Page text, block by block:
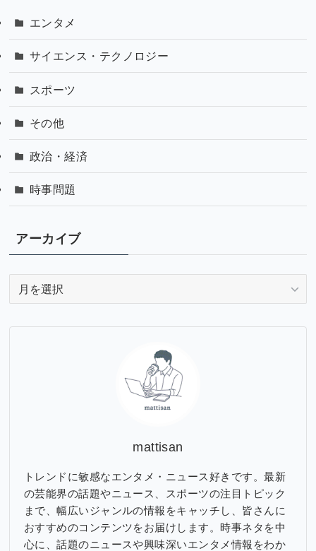
エンタメ
サイエンス・テクノロジー
スポーツ
その他
政治・経済
時事問題
アーカイブ
mattisan
トレンドに敏感なエンタメ・ニュース好きです。最新
の芸能界の話題やニュース、スポーツの注目トピック
まで、幅広いジャンルの情報をキャッチし、皆さんに
おすすめのコンテンツをお届けします。時事ネタを中
心に、話題のニュースや興味深いエンタメ情報をわか